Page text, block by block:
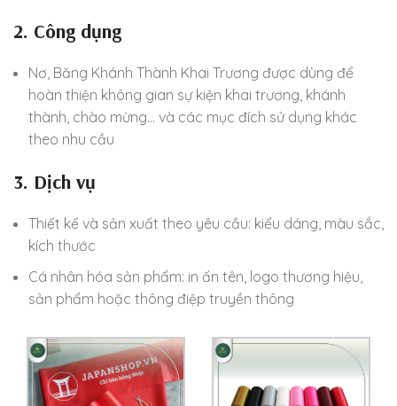
2. Công dụng
Nơ, Băng Khánh Thành Khai Trương được dùng để
hoàn thiện không gian sự kiện khai trương, khánh
thành, chào mừng… và các mục đích sử dụng khác
theo nhu cầu
3. Dịch vụ
Thiết kế và sản xuất theo yêu cầu: kiểu dáng, màu sắc,
kích thước
Cá nhân hóa sản phẩm: in ấn tên, logo thương hiệu,
sản phẩm hoặc thông điệp truyền thông